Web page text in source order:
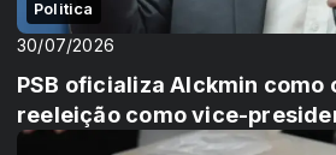
Politica
30/07/2026
PSB oficializa Alckmin como
reeleição como vice-